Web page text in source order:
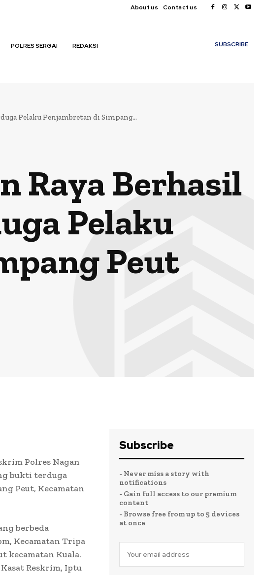
About us Contact us
POLRES SERGAI REDAKSI SUBSCRIBE
Pelaku Penjambretan di Simpang...
Raya Berhasil
Pelaku
Peut
Polres Nagan
bukti terduga
Peut, Kecamatan
berbeda
Kecamatan Tripa
kecamatan Kuala.
Reskrim, Iptu
Subscribe
- Never miss a story with
notifications
- Gain full access to our premium
content
- Browse free from up to 5 devices
at once